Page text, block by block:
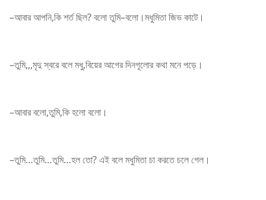
–আবার আপনি,কি শর্ত ছিল? বলো তুমি–বলো।মধুমিতা জিভ কাটে।
–তুমি,,,মৃদু স্বরে বলে মধু,বিয়ের আগের দিনগূলোর কথা মনে পড়ে।
–আবার বলো,তুমি,কি হলো বলো।
–তুমি…তুমি…তুমি…হল তো? এই বলে মধুমিতা চা করতে চলে গেল।